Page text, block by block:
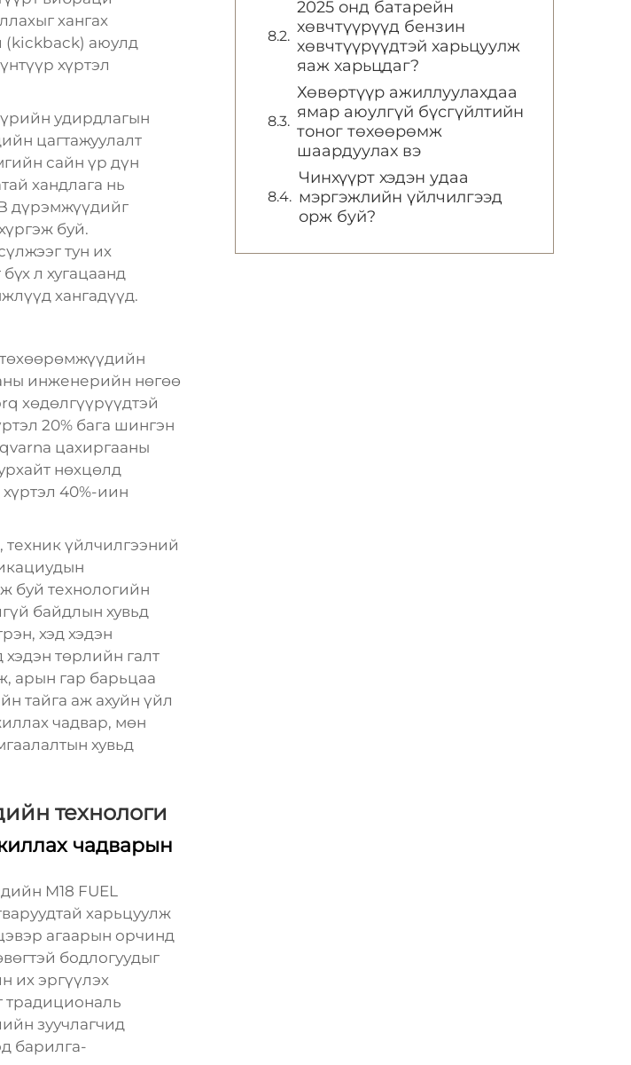
хангах
(kickback) аюулд
хүртэл
удирдлагын
цагтажуулалт
сайн үр дүн
хандлага нь
дүрэмжүүдийг
буй.
тун их
л хугацаанд
хангадүүд.
инженерийн нөгөө
хөдөлгүүрүүдтэй
20% бага шингэн
цахиргааны
нөхцөлд
40%-иин
техник үйлчилгээний
буй технологийн
байдлын хувьд
хэд хэдэн
төрлийн галт
арын гар барьцаа
тайга аж ахуйн үйл
чадвар, мөн
хувьд
технологи
чадварын
M18 FUEL
харьцуулж
агаарын орчинд
бодлогуудыг
их эргүүлэх
традициональ
зуучлагчид
барилга-
2025 онд батарейн
хөвчтүүрүүд бензин
хөвчтүүрүүдтэй харьцуулж
яаж харьцдаг?
Хөвөртүүр ажиллуулахдаа
ямар аюулгүй бүсгүйлтийн
тоног төхөөрөмж
шаардуулах вэ
Чинхүүрт хэдэн удаа
мэргэжлийн үйлчилгээд
орж буй?